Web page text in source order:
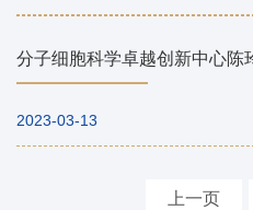
2023-03-13
上一页